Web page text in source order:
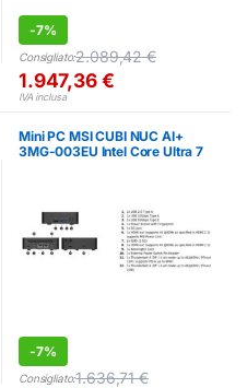
-7%
Consigliato:2.089,42€
1.947,36€
IVA inclusa
Mini PC MSI CUBI NUC AI+
3MG-003EU Intel Core Ultra 7
-7%
Consigliato:1.636,71€